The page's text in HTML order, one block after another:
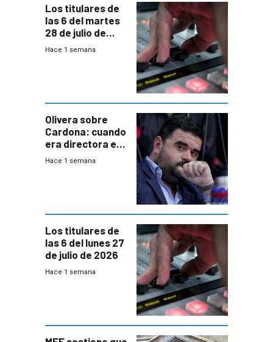
Los titulares de
las 6 del martes
28 de julio de
2026
Hace 1 semana
Olivera sobre
Cardona: cuando
era directora en
UTE “no era muy
Hace 1 semana
Los titulares de
las 6 del lunes 27
de julio de 2026
Hace 1 semana